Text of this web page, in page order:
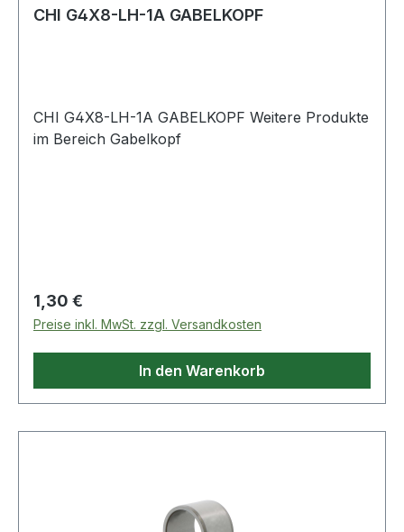
CHI G4X8-LH-1A GABELKOPF
CHI G4X8-LH-1A GABELKOPF Weitere Produkte
im Bereich Gabelkopf
Regulärer Preis:
1,30 €
Preise inkl. MwSt. zzgl. Versandkosten
In den Warenkorb